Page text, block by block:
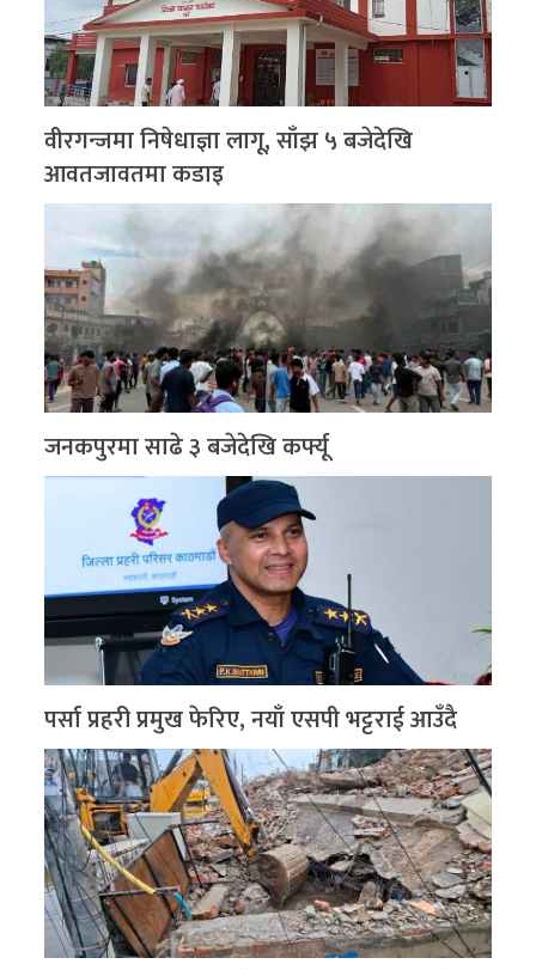
वीरगन्जमा निषेधाज्ञा लागू, साँझ ५ बजेदेखि
आवतजावतमा कडाइ
जनकपुरमा साढे ३ बजेदेखि कर्फ्यू
पर्सा प्रहरी प्रमुख फेरिए, नयाँ एसपी भट्टराई आउँदै